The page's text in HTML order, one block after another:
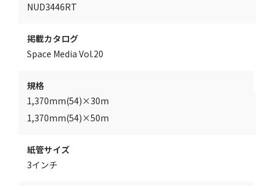
NUD3446RT
掲載カタログ
Space Media Vol.20
規格
1,370mm(54)×30m
1,370mm(54)×50m
紙管サイズ
3インチ